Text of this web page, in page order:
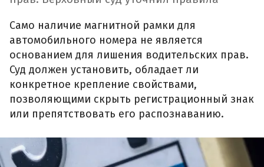
Само наличие магнитной рамки для
автомобильного номера не является
основанием для лишения водительских прав.
Суд должен установить, обладает ли
конкретное крепление свойствами,
позволяющими скрыть регистрационный знак
или препятствовать его распознаванию.